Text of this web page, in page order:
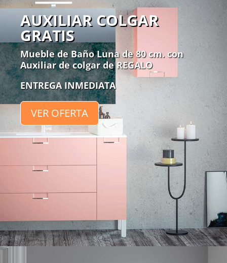
AUXILIAR COLGAR
GRATIS
Mueble de Baño Luna de 80 cm. con
Auxiliar de colgar de REGALO
ENTREGA INMEDIATA
VER OFERTA